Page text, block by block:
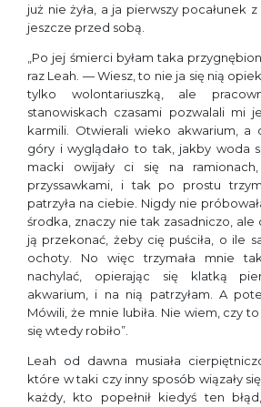
już nie żyła, a ja pierwszy pocałunek
jeszcze przed sobą.
„Po jej śmierci byłam taka
raz Leah. — Wiesz, to nie ja się nią
tylko wolontariuszką, ale
stanowiskach czasami pozwalali mi
karmili. Otwierali wieko akwarium, a
góry i wyglądało to tak, jakby woda
macki owijały ci się na
przyssawkami, i tak po prostu
patrzyła na ciebie. Nigdy nie
środka, znaczy nie tak zasadniczo, ale
ją przekonać, żeby cię puściła, o ile
ochoty. No więc trzymała mnie
nachylać, opierając się klatką
akwarium, i na nią patrzyłam. A
Mówili, że mnie lubiła. Nie wiem, czy
się wtedy robiło”.
Leah od dawna musiała
które w taki czy inny sposób wiązały
każdy, kto popełnił kiedyś ten